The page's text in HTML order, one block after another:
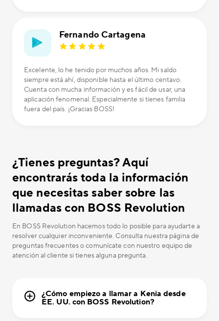
Fernando Cartagena
Excelente, lo he tenido por muchos años. Mi saldo
siempre está ahí, disponible hasta el último centavo.
Cuenta con mucha información y es fácil de usar, una
aplicación fenomenal. Especialmente si tienes familia
fuera del país. ¡Gracias BOSS!
¿Tienes preguntas? Aquí
encontrarás toda la información
que necesitas saber sobre las
llamadas con BOSS Revolution
En BOSS Revolution hacemos todo lo posible para ayudarte a
resolver cualquier inconveniente. Consulta nuestra página de
preguntas frecuentes o comunícate con nuestro equipo de
atención al cliente si tienes alguna pregunta.
¿Cómo empiezo a llamar a Kenia desde
EE. UU. con BOSS Revolution?